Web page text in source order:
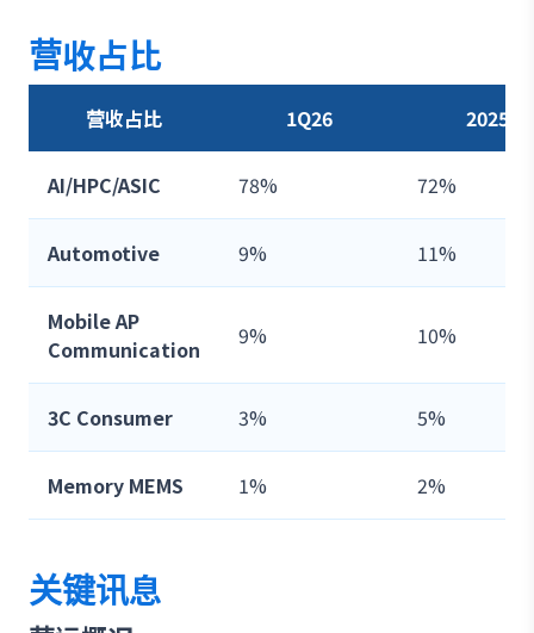
营收占比
营收占比 1Q26 2025
AI/HPC/ASIC 78% 72%
Automotive 9% 11%
Mobile AP
Communication
9% 10%
3C Consumer 3% 5%
Memory MEMS 1% 2%
关键讯息